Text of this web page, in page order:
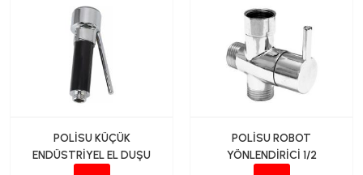
POLİSU KÜÇÜK
ENDÜSTRİYEL EL DUŞU
POLİSU ROBOT
YÖNLENDİRİCİ 1/2